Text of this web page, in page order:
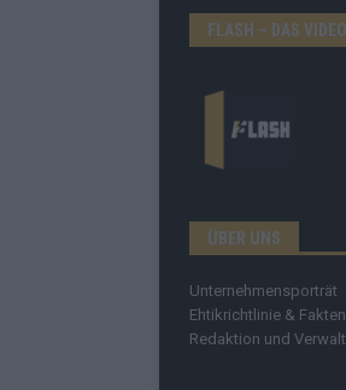
FLASH – DAS
ÜBER UNS
Unternehmensporträt
Ehtikrichtlinie &
Redaktion und